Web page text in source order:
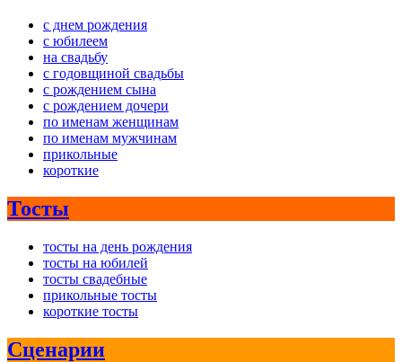
с днем рождения
с юбилеем
на свадьбу
с годовщиной свадьбы
с рождением сына
с рождением дочери
по именам женщинам
по именам мужчинам
прикольные
короткие
Тосты
тосты на день рождения
тосты на юбилей
тосты свадебные
прикольные тосты
короткие тосты
Сценарии